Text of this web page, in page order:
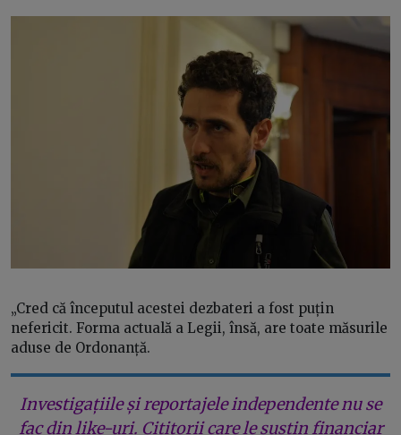
„Cred că începutul acestei dezbateri a fost puțin
nefericit. Forma actuală a Legii, însă, are toate măsurile
aduse de Ordonanță.
Investigațiile și reportajele independente nu se
fac din like-uri. Cititorii care le susțin financiar